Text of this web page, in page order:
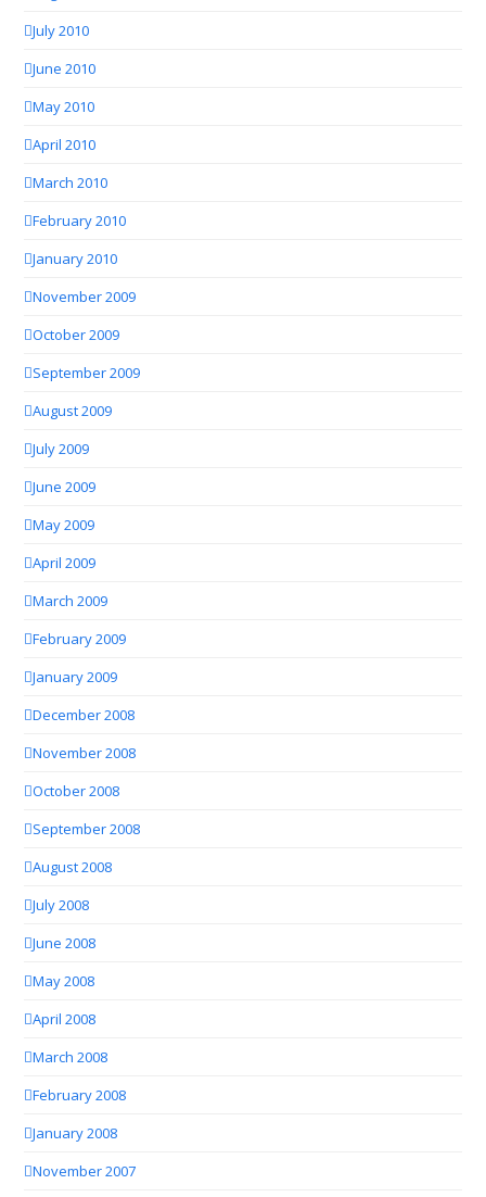
July 2010
June 2010
May 2010
April 2010
March 2010
February 2010
January 2010
November 2009
October 2009
September 2009
August 2009
July 2009
June 2009
May 2009
April 2009
March 2009
February 2009
January 2009
December 2008
November 2008
October 2008
September 2008
August 2008
July 2008
June 2008
May 2008
April 2008
March 2008
February 2008
January 2008
November 2007